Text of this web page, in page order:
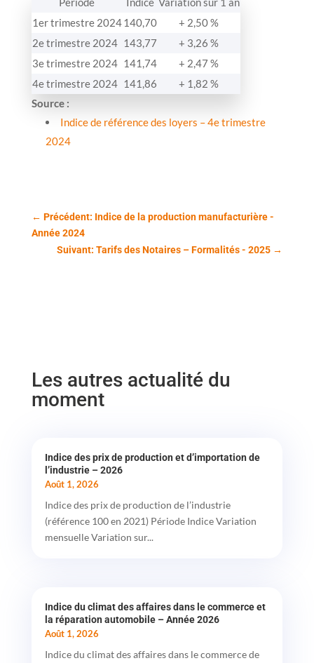
1er trimestre 2024140,70
+ 2,50 %
2e trimestre 2024 143,77
+ 3,26 %
3e trimestre 2024 141,74
+ 2,47 %
4e trimestre 2024 141,86
+ 1,82 %
Source :
Indice de référence des loyers – 4e trimestre
2024
← Précédent: Indice de la production manufacturière -
Année 2024
Suivant: Tarifs des Notaires – Formalités - 2025 →
Les autres actualité du
moment
Indice des prix de production et d’importation de
l’industrie – 2026
Août 1, 2026
Indice des prix de production de l’industrie
(référence 100 en 2021) Période Indice Variation
mensuelle Variation sur...
Indice du climat des affaires dans le commerce et
la réparation automobile – Année 2026
Août 1, 2026
Indice du climat des affaires dans le commerce de